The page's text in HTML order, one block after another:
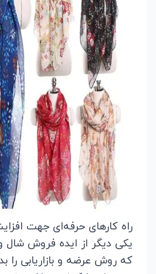
راه کارهای حرفه‌ای جهت
یکی دیگر از ایده فروش
که روش عرضه و بازاریابی را